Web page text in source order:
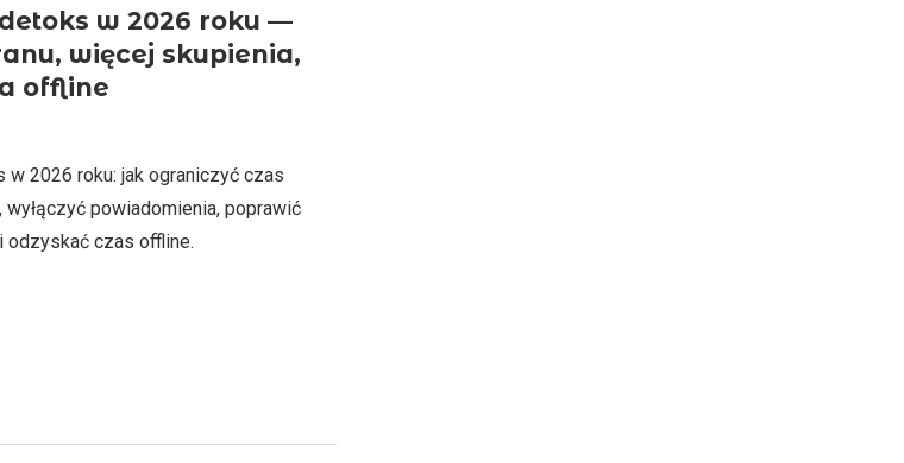
w 2026 roku —
więcej skupienia,
offline
w 2026 roku: jak ograniczyć czas
wyłączyć powiadomienia, poprawić
odzyskać czas offline.